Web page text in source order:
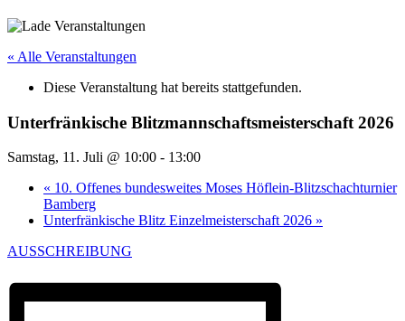
« Alle Veranstaltungen
Diese Veranstaltung hat bereits stattgefunden.
Unterfränkische Blitzmannschaftsmeisterschaft 2026
Samstag, 11. Juli @ 10:00 - 13:00
« 10. Offenes bundesweites Moses Höflein-Blitzschachturnier
Bamberg
Unterfränkische Blitz Einzelmeisterschaft 2026 »
AUSSCHREIBUNG